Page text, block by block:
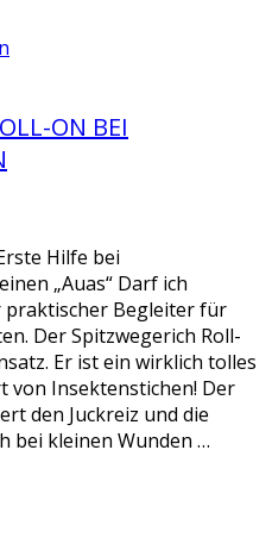
ON BEI
Hilfe bei
„Auas“ Darf ich
praktischer Begleiter für
Der Spitzwegerich Roll-
Er ist ein wirklich tolles
von Insektenstichen! Der
den Juckreiz und die
bei kleinen Wunden …